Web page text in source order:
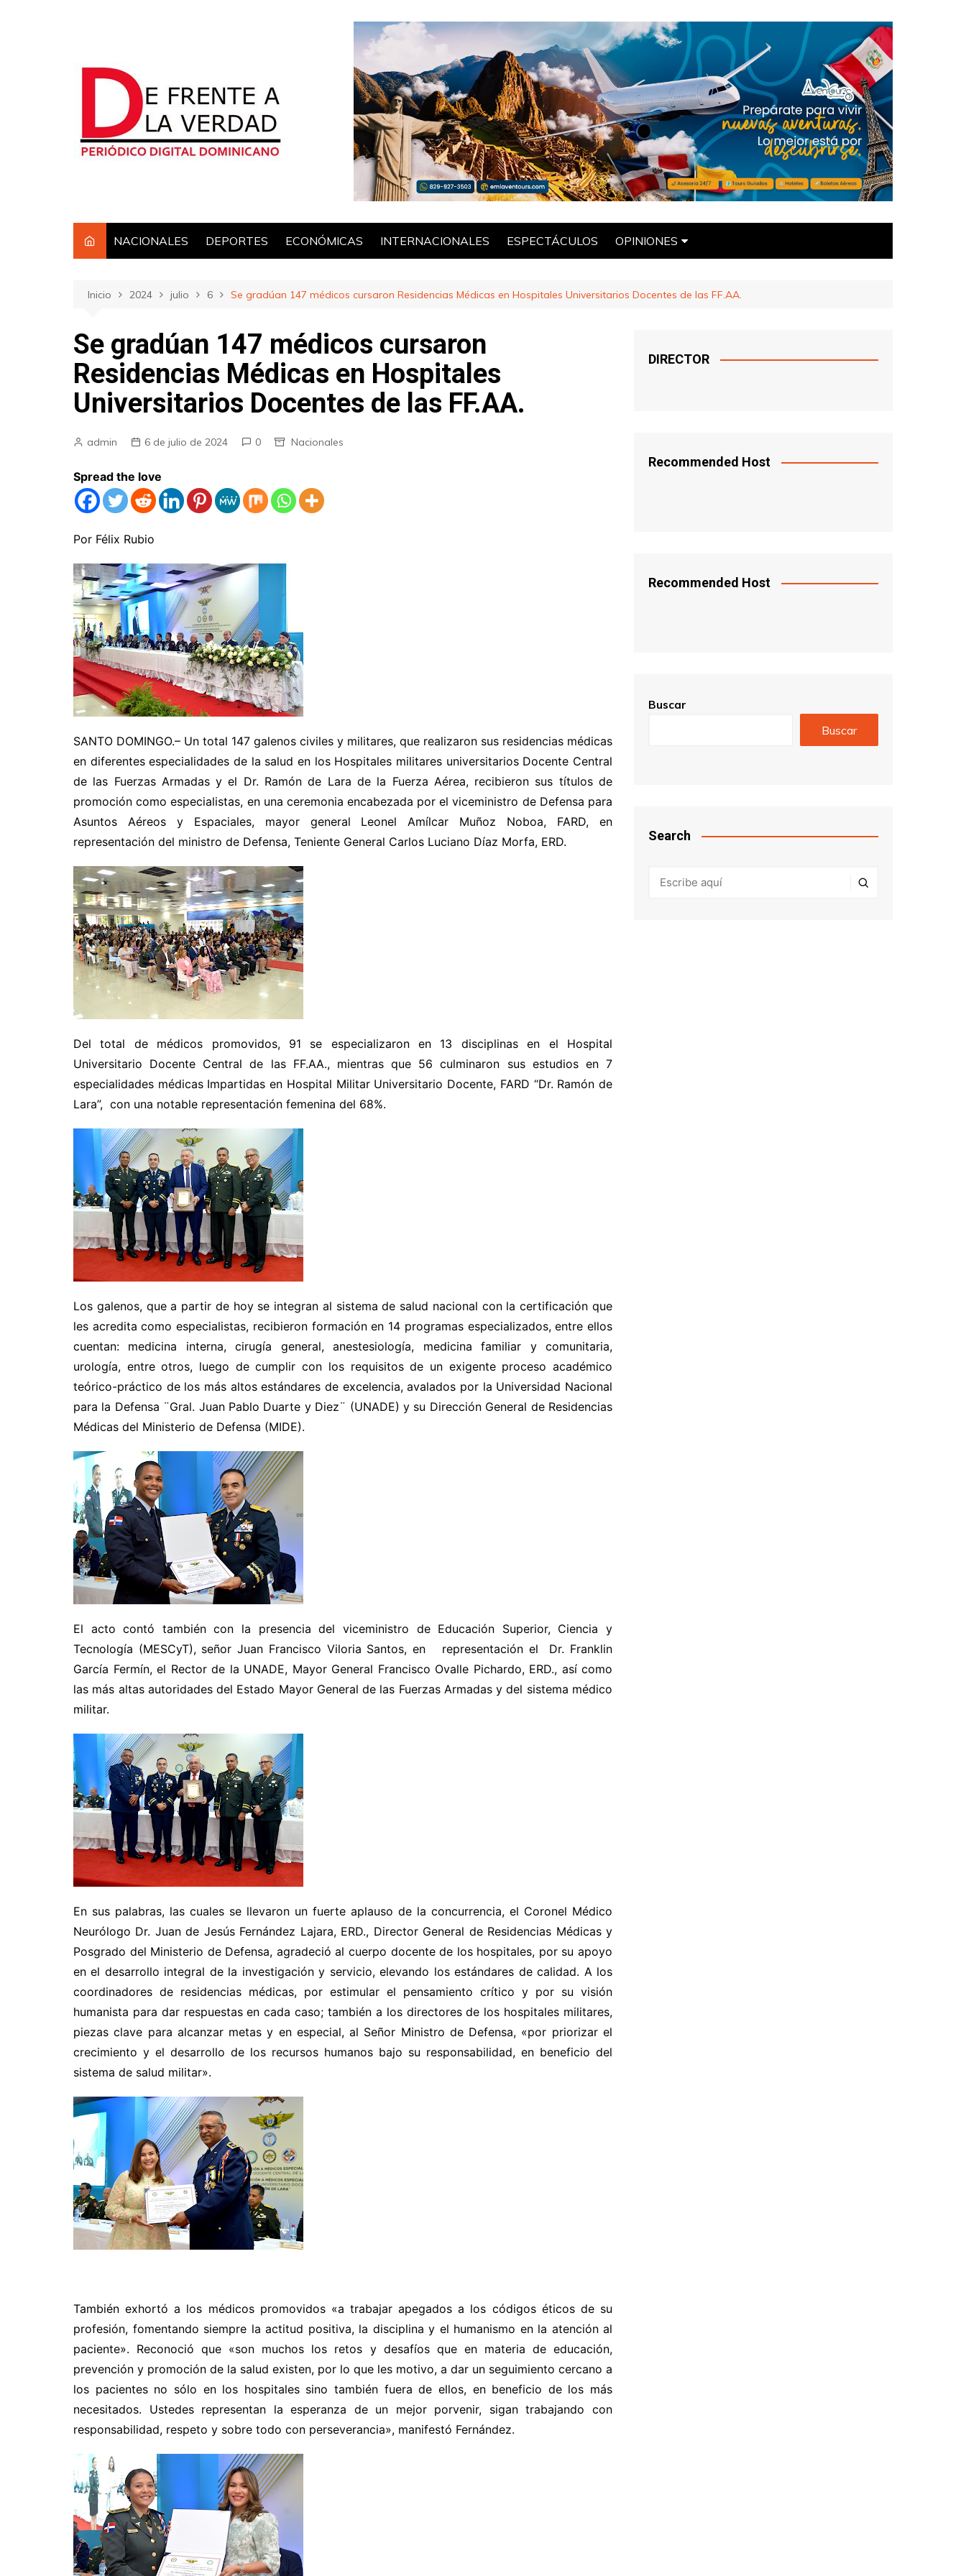
NACIONALES DEPORTES ECONÓMICAS INTERNACIONALES ESPECTÁCULOS OPINIONES
Inicio 2024 julio 6 Se gradúan 147 médicos cursaron Residencias Médicas en Hospitales Universitarios Docentes de las FF.AA.
Se gradúan 147 médicos cursaron
Residencias Médicas en Hospitales
Universitarios Docentes de las FF.AA.
admin 6 de julio de 2024 0 Nacionales
Spread the love
Por Félix Rubio
SANTO DOMINGO.– Un total 147 galenos civiles y militares, que realizaron sus residencias médicas
en diferentes especialidades de la salud en los Hospitales militares universitarios Docente Central
de las Fuerzas Armadas y el Dr. Ramón de Lara de la Fuerza Aérea, recibieron sus títulos de
promoción como especialistas, en una ceremonia encabezada por el viceministro de Defensa para
Asuntos Aéreos y Espaciales, mayor general Leonel Amílcar Muñoz Noboa, FARD, en
representación del ministro de Defensa, Teniente General Carlos Luciano Díaz Morfa, ERD.
Del total de médicos promovidos, 91 se especializaron en 13 disciplinas en el Hospital
Universitario Docente Central de las FF.AA., mientras que 56 culminaron sus estudios en 7
especialidades médicas Impartidas en Hospital Militar Universitario Docente, FARD “Dr. Ramón de
Lara”, con una notable representación femenina del 68%.
Los galenos, que a partir de hoy se integran al sistema de salud nacional con la certificación que
les acredita como especialistas, recibieron formación en 14 programas especializados, entre ellos
cuentan: medicina interna, cirugía general, anestesiología, medicina familiar y comunitaria,
urología, entre otros, luego de cumplir con los requisitos de un exigente proceso académico
teórico-práctico de los más altos estándares de excelencia, avalados por la Universidad Nacional
para la Defensa ¨Gral. Juan Pablo Duarte y Diez¨ (UNADE) y su Dirección General de Residencias
Médicas del Ministerio de Defensa (MIDE).
El acto contó también con la presencia del viceministro de Educación Superior, Ciencia y
Tecnología (MESCyT), señor Juan Francisco Viloria Santos, en representación el Dr. Franklin
García Fermín, el Rector de la UNADE, Mayor General Francisco Ovalle Pichardo, ERD., así como
las más altas autoridades del Estado Mayor General de las Fuerzas Armadas y del sistema médico
militar.
En sus palabras, las cuales se llevaron un fuerte aplauso de la concurrencia, el Coronel Médico
Neurólogo Dr. Juan de Jesús Fernández Lajara, ERD., Director General de Residencias Médicas y
Posgrado del Ministerio de Defensa, agradeció al cuerpo docente de los hospitales, por su apoyo
en el desarrollo integral de la investigación y servicio, elevando los estándares de calidad. A los
coordinadores de residencias médicas, por estimular el pensamiento crítico y por su visión
humanista para dar respuestas en cada caso; también a los directores de los hospitales militares,
piezas clave para alcanzar metas y en especial, al Señor Ministro de Defensa, «por priorizar el
crecimiento y el desarrollo de los recursos humanos bajo su responsabilidad, en beneficio del
sistema de salud militar».
También exhortó a los médicos promovidos «a trabajar apegados a los códigos éticos de su
profesión, fomentando siempre la actitud positiva, la disciplina y el humanismo en la atención al
paciente». Reconoció que «son muchos los retos y desafíos que en materia de educación,
prevención y promoción de la salud existen, por lo que les motivo, a dar un seguimiento cercano a
los pacientes no sólo en los hospitales sino también fuera de ellos, en beneficio de los más
necesitados. Ustedes representan la esperanza de un mejor porvenir, sigan trabajando con
responsabilidad, respeto y sobre todo con perseverancia», manifestó Fernández.
DIRECTOR
Recommended Host
Recommended Host
Buscar
Buscar
Search